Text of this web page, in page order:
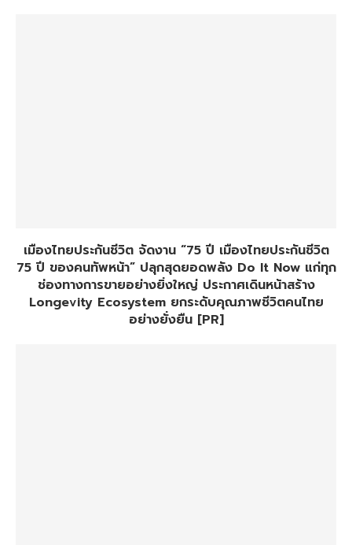
เมืองไทยประกันชีวิต จัดงาน “75 ปี เมืองไทยประกันชีวิต
75 ปี ของคนทัพหน้า” ปลุกสุดยอดพลัง Do It Now แก่ทุก
ช่องทางการขายอย่างยิ่งใหญ่ ประกาศเดินหน้าสร้าง
Longevity Ecosystem ยกระดับคุณภาพชีวิตคนไทย
อย่างยั่งยืน [PR]